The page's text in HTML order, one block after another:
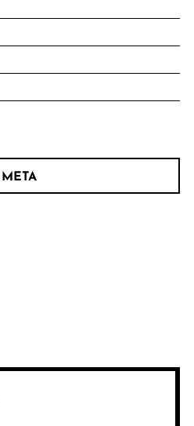
META